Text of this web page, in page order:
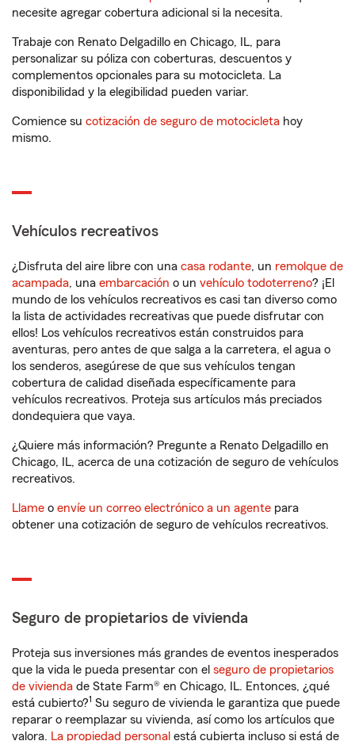
necesite agregar cobertura adicional si la necesita.
Trabaje con Renato Delgadillo en Chicago, IL, para
personalizar su póliza con coberturas, descuentos y
complementos opcionales para su motocicleta. La
disponibilidad y la elegibilidad pueden variar.
Comience su cotización de seguro de motocicleta hoy
mismo.
Vehículos recreativos
¿Disfruta del aire libre con una casa rodante, un remolque de
acampada, una embarcación o un vehículo todoterreno? ¡El
mundo de los vehículos recreativos es casi tan diverso como
la lista de actividades recreativas que puede disfrutar con
ellos! Los vehículos recreativos están construidos para
aventuras, pero antes de que salga a la carretera, el agua o
los senderos, asegúrese de que sus vehículos tengan
cobertura de calidad diseñada específicamente para
vehículos recreativos. Proteja sus artículos más preciados
dondequiera que vaya.
¿Quiere más información? Pregunte a Renato Delgadillo en
Chicago, IL, acerca de una cotización de seguro de vehículos
recreativos.
Llame o envíe un correo electrónico a un agente para
obtener una cotización de seguro de vehículos recreativos.
Seguro de propietarios de vivienda
Proteja sus inversiones más grandes de eventos inesperados
que la vida le pueda presentar con el seguro de propietarios
de vivienda de State Farm® en Chicago, IL. Entonces, ¿qué
está cubierto?1 Su seguro de vivienda le garantiza que puede
reparar o reemplazar su vivienda, así como los artículos que
valora. La propiedad personal está cubierta incluso si está de